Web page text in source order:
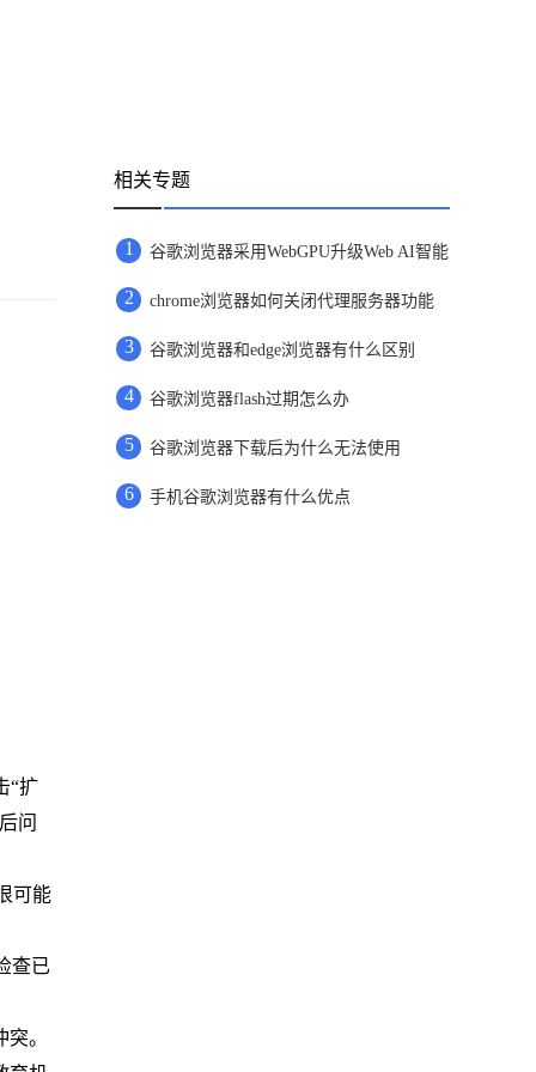
“扩
问
可能
查已
。
相关专题
1 谷歌浏览器采用WebGPU升级Web AI智能
2 chrome浏览器如何关闭代理服务器功能
3 谷歌浏览器和edge浏览器有什么区别
4 谷歌浏览器flash过期怎么办
5 谷歌浏览器下载后为什么无法使用
6 手机谷歌浏览器有什么优点